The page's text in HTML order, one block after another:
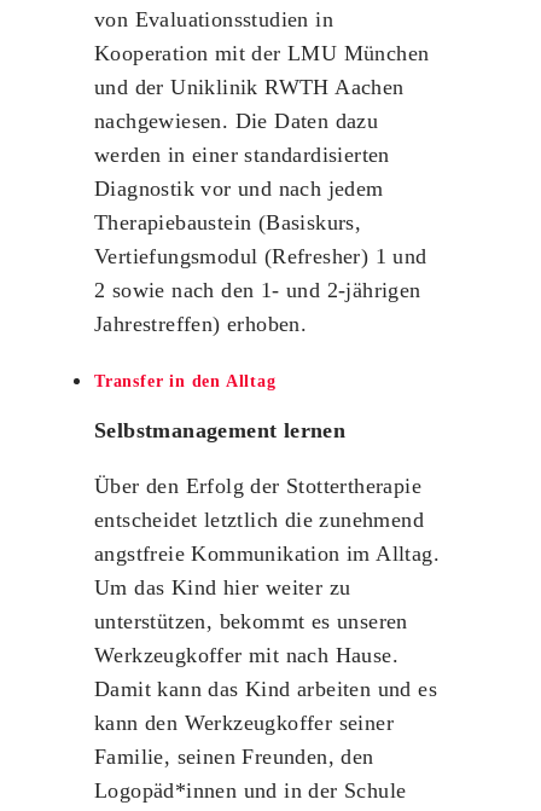
von Evaluationsstudien in
Kooperation mit der LMU München
und der Uniklinik RWTH Aachen
nachgewiesen. Die Daten dazu
werden in einer standardisierten
Diagnostik vor und nach jedem
Therapiebaustein (Basiskurs,
Vertiefungsmodul (Refresher) 1 und
2 sowie nach den 1- und 2-jährigen
Jahrestreffen) erhoben.
Transfer in den Alltag
Selbstmanagement lernen
Über den Erfolg der Stottertherapie
entscheidet letztlich die zunehmend
angstfreie Kommunikation im Alltag.
Um das Kind hier weiter zu
unterstützen, bekommt es unseren
Werkzeugkoffer mit nach Hause.
Damit kann das Kind arbeiten und es
kann den Werkzeugkoffer seiner
Familie, seinen Freunden, den
Logopäd*innen und in der Schule